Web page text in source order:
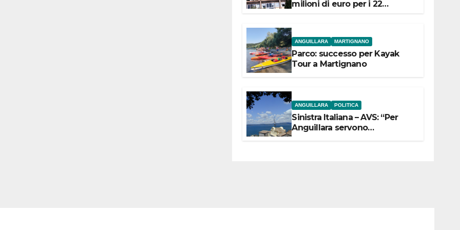
milioni di euro per i 22
ANGUILLARA MARTIGNANO
Parco: successo per Kayak
Tour a Martignano
ANGUILLARA POLITICA
Sinistra Italiana – AVS: “Per
Anguillara servono